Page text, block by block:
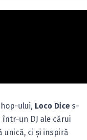
ului, Loco Dice s-
un DJ ale cărui
unică, ci şi inspiră